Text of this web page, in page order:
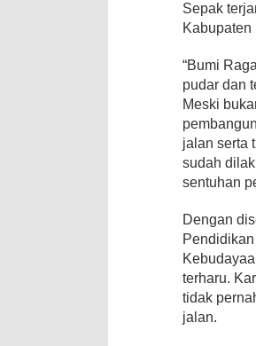
Sepak
Kabupaten
“Bumi
pudar dan
Meski
jalan serta
sudah
sentuhan
Dengan
terharu.
tidak
jalan.